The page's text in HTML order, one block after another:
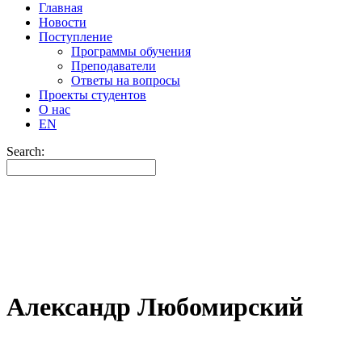
Главная
Новости
Поступление
Программы обучения
Преподаватели
Ответы на вопросы
Проекты студентов
О нас
EN
Search:
Александр Любомирский